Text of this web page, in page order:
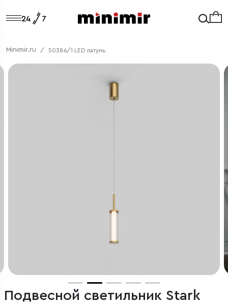
Minimir.ru 50386/1 LED латунь
Подвесной светильник Stark